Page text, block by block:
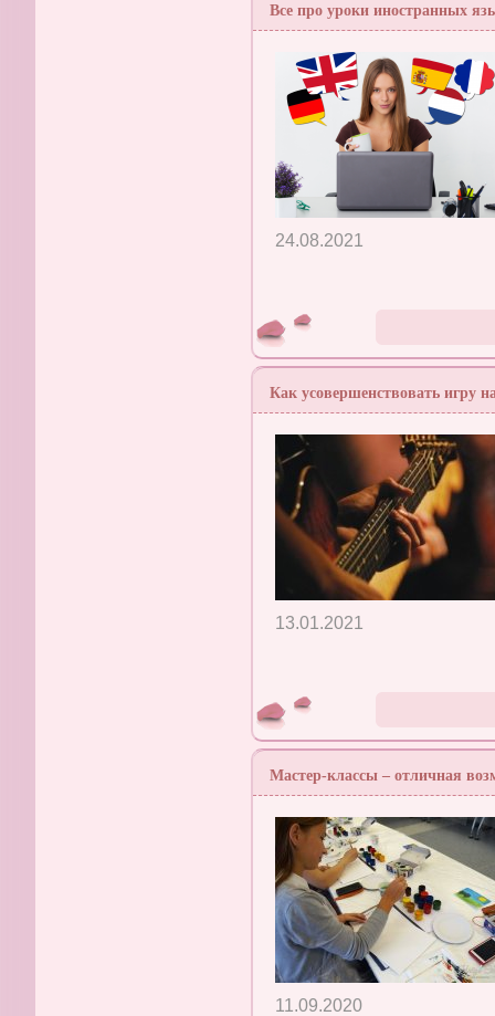
Все про уроки иностранных
24.08.2021
Как усовершенствовать игру
13.01.2021
Мастер-классы – отличная
11.09.2020